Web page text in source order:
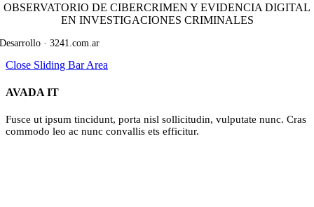
OBSERVATORIO DE CIBERCRIMEN Y EVIDENCIA DIGITAL
EN INVESTIGACIONES CRIMINALES
Desarrollo · 3241.com.ar
Close Sliding Bar Area
AVADA IT
Fusce ut ipsum tincidunt, porta nisl sollicitudin, vulputate nunc. Cras
commodo leo ac nunc convallis ets efficitur.